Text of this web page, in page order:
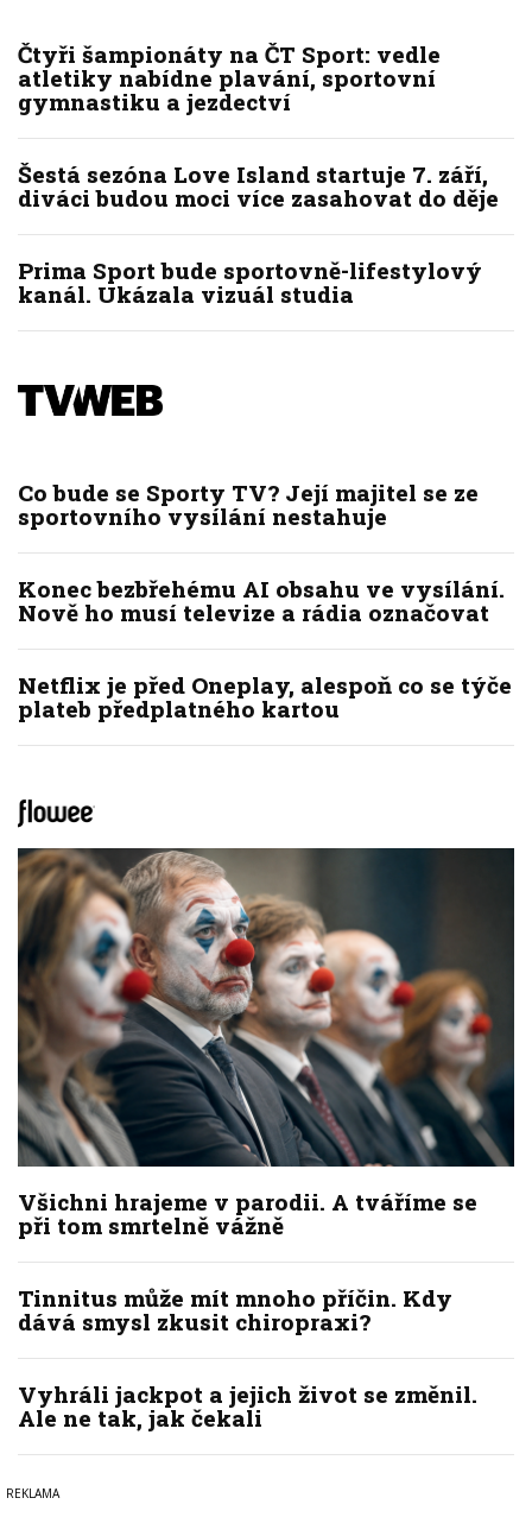
Čtyři šampionáty na ČT Sport: vedle
atletiky nabídne plavání, sportovní
gymnastiku a jezdectví
Šestá sezóna Love Island startuje 7. září,
diváci budou moci více zasahovat do děje
Prima Sport bude sportovně-lifestylový
kanál. Ukázala vizuál studia
Co bude se Sporty TV? Její majitel se ze
sportovního vysílání nestahuje
Konec bezbřehému AI obsahu ve vysílání.
Nově ho musí televize a rádia označovat
Netflix je před Oneplay, alespoň co se týče
plateb předplatného kartou
Všichni hrajeme v parodii. A tváříme se
při tom smrtelně vážně
Tinnitus může mít mnoho příčin. Kdy
dává smysl zkusit chiropraxi?
Vyhráli jackpot a jejich život se změnil.
Ale ne tak, jak čekali